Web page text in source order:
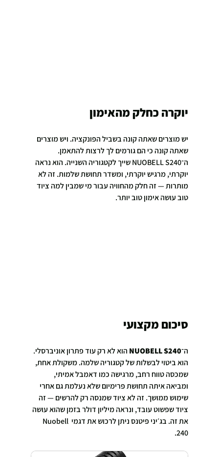
יוקרה כחלק מהאימון
יש מוצרים שאתה קונה בשביל הפונקציה. ויש מוצרים
שאתה קונה כי הם גורמים לך לרצות להתאמן.
ה־NUOBELL S240 שייך לקטגוריה השנייה. הוא נראה
יוקרתי, מרגיש יוקרתי, ומשדר תחושת שלמות. זה לא
מותרות — זה חלק מהחוויה עבור מי שמבין למה ציוד
טוב עושה אימון טוב יותר.
סיכום מקצועי
ה־NUOBELL S240 הוא לא רק עוד פתרון אוניברסלי.
הוא ביטוי לבשלות של קטגוריה שלמה. משקולת אחת,
שמכסה טווח רחב, מרגישה כמו דאמבל אמיתי,
ומביאה איתה תחושת פרימיום שלא נעלמת גם אחרי
שימוש ממושך. זה לא ציוד שמנסה רק להרשים — זה
ציוד שפשוט עובד, ונראה מיליון דולר בזמן שהוא עושה
את זה. בג׳יני פיטנס ניתן לרכוש את דגמי Nuobell
240.